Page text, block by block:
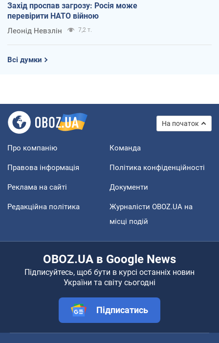
Захід проспав загрозу: Росія може
перевірити НАТО війною
Леонід Невзлін 7,2 т.
Всі думки
На початок
Про компанію Команда
Правова інформація Політика конфіденційності
Реклама на сайті Документи
Редакційна політика
Журналісти OBOZ.UA на
місці подій
OBOZ.UA в Google News
Підписуйтесь, щоб бути в курсі останніх новин
України та світу сьогодні
Підписатись